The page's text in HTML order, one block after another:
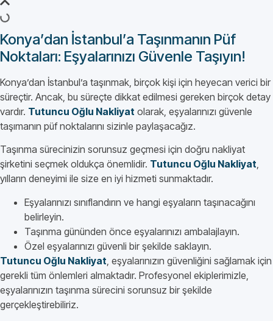
Konya’dan İstanbul’a Taşınmanın Püf
Noktaları: Eşyalarınızı Güvenle Taşıyın!
Konya’dan İstanbul’a taşınmak, birçok kişi için heyecan verici bir
süreçtir. Ancak, bu süreçte dikkat edilmesi gereken birçok detay
vardır. Tutuncu Oğlu Nakliyat olarak, eşyalarınızı güvenle
taşımanın püf noktalarını sizinle paylaşacağız.
Taşınma sürecinizin sorunsuz geçmesi için doğru nakliyat
şirketini seçmek oldukça önemlidir. Tutuncu Oğlu Nakliyat,
yılların deneyimi ile size en iyi hizmeti sunmaktadır.
Eşyalarınızı sınıflandırın ve hangi eşyaların taşınacağını
belirleyin.
Taşınma gününden önce eşyalarınızı ambalajlayın.
Özel eşyalarınızı güvenli bir şekilde saklayın.
Tutuncu Oğlu Nakliyat , eşyalarınızın güvenliğini sağlamak için
gerekli tüm önlemleri almaktadır. Profesyonel ekiplerimizle,
eşyalarınızın taşınma sürecini sorunsuz bir şekilde
gerçekleştirebiliriz.